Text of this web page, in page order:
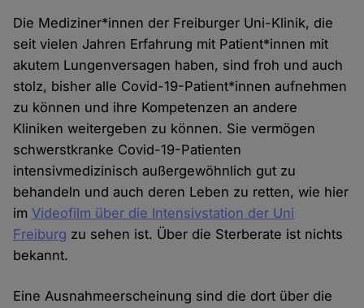
Die Mediziner*innen der Freiburger Uni-Klinik, die
seit vielen Jahren Erfahrung mit Patient*innen mit
akutem Lungenversagen haben, sind froh und auch
stolz, bisher alle Covid-19-Patient*innen aufnehmen
zu können und ihre Kompetenzen an andere
Kliniken weitergeben zu können. Sie vermögen
schwerstkranke Covid-19-Patienten
intensivmedizinisch außergewöhnlich gut zu
behandeln und auch deren Leben zu retten, wie hier
imVideofilm über die Intensivstation der Uni
Freiburg zu sehen ist. Über die Sterberate ist nichts
bekannt.
Eine Ausnahmeerscheinung sind die dort über die